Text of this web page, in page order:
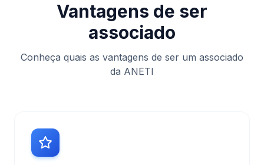
Vantagens de ser
associado
Conheça quais as vantagens de ser um associado
da ANETI